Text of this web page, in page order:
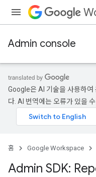
Admin console
Google은 AI 기술을 사용하여
다. AI 번역에는 오류가 있을
홈 Google Workspace
Admin SDK: